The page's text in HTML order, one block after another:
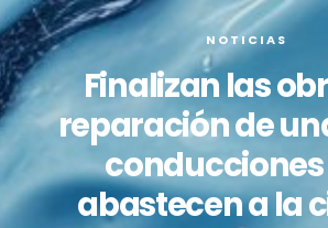
NOTICIAS
Finalizan las
reparación de
abastecen a la